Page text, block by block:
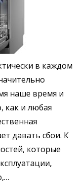
в каждом
наше время и
как и любая
давать сбои. К
которые